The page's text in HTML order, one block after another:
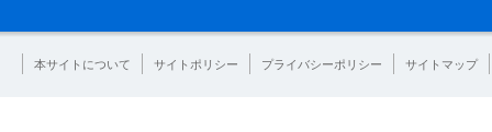
本サイトについて サイトポリシー プライバシーポリシー サイトマップ